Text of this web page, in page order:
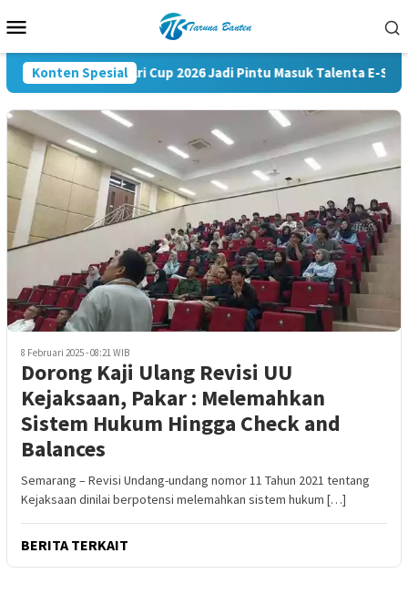
ke
Mobile
Konten SpesialKapolri Cup 2026 Jadi Pintu Masuk Talenta E-
8 Februari 2025 - 08:21 WIB
Dorong Kaji Ulang Revisi UU
Kejaksaan, Pakar : Melemahkan
Sistem Hukum Hingga Check and
Balances
Semarang – Revisi Undang-undang nomor 11 Tahun 2021 tentang
Kejaksaan dinilai berpotensi melemahkan sistem hukum […]
BERITA TERKAIT